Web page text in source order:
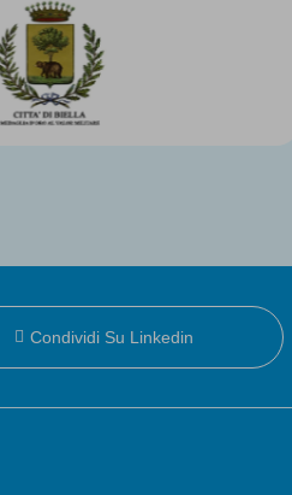
Condividi Su Linkedin